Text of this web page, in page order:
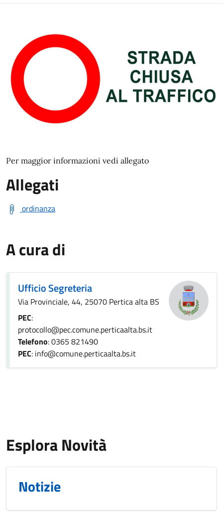
Per maggior informazioni vedi allegato
Allegati
ordinanza
A cura di
Ufficio Segreteria
Via Provinciale, 44, 25070 Pertica alta BS
PEC:
protocollo@pec.comune.perticaalta.bs.it
Telefono: 0365 821490
PEC: info@comune.perticaalta.bs.it
Esplora Novità
Notizie